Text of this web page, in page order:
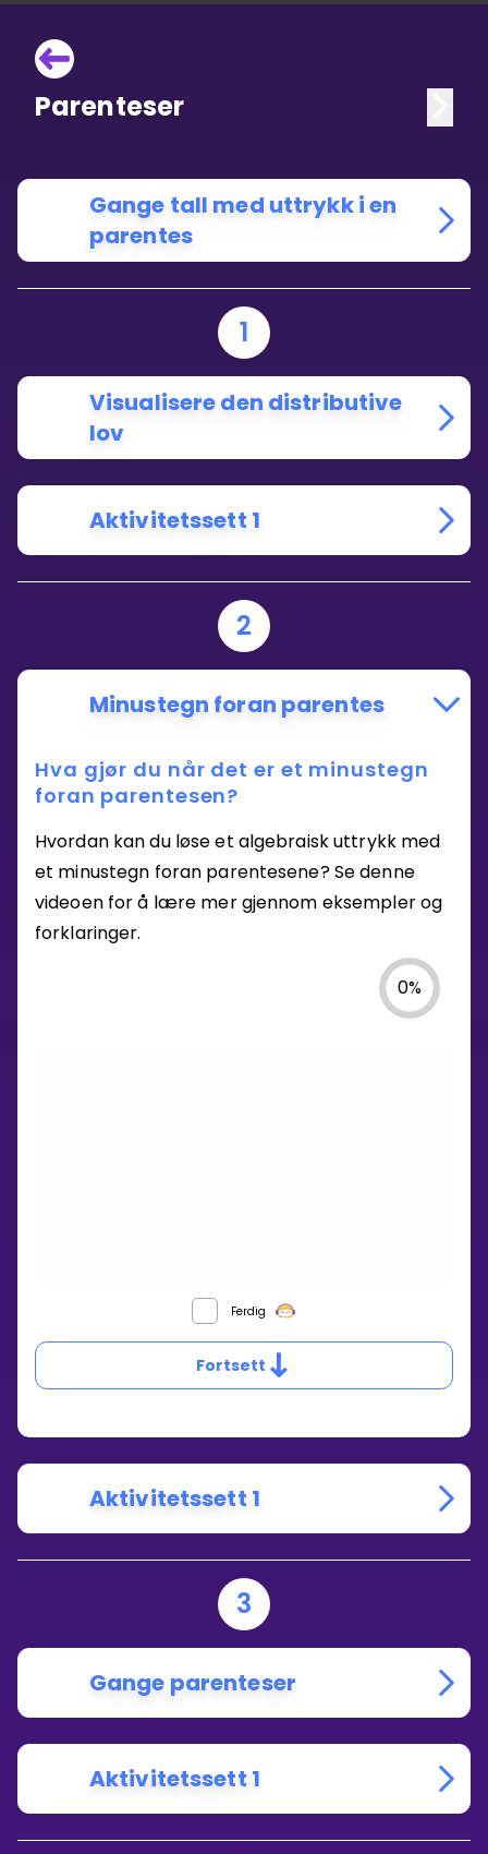
Parenteser
Gange tall med uttrykk i en
parentes
1
Visualisere den distributive
lov
Aktivitetssett 1
2
Minustegn foran parentes
Hva gjør du når det er et minustegn
foran parentesen?
Hvordan kan du løse et algebraisk uttrykk med
et minustegn foran parentesene? Se denne
videoen for å lære mer gjennom eksempler og
forklaringer.
0%
DU
DET
FORAN
PARENTESEN?
Ferdig
Fortsett
Aktivitetssett 1
3
Gange parenteser
Aktivitetssett 1